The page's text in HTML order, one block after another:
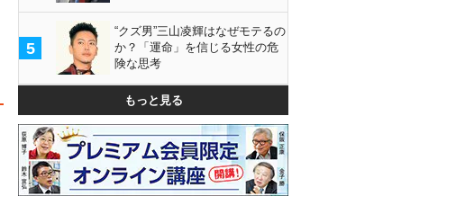
5
“クズ男”三山凌輝はなぜモテるの
か？「運命」を信じる女性の危
険な思考
もっと見る